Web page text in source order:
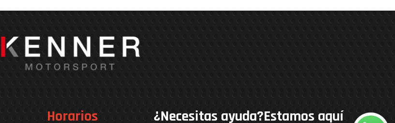
Horarios ¿Necesitas ayuda?Estamos aquí